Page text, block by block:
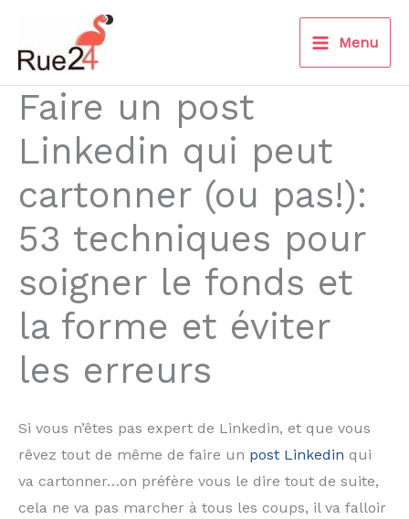
contenu
Menu
Faire un post
Linkedin qui peut
cartonner (ou pas!):
53 techniques pour
soigner le fonds et
la forme et éviter
les erreurs
Si vous n’êtes pas expert de Linkedin, et que vous
rêvez tout de même de faire un post Linkedin qui
va cartonner…on préfère vous le dire tout de suite,
cela ne va pas marcher à tous les coups, il va falloir